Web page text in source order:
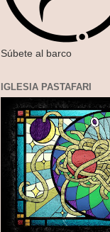
Súbete al barco
IGLESIA PASTAFARI